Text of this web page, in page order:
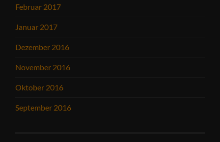
Februar 2017
Januar 2017
Dezember 2016
November 2016
Oktober 2016
September 2016